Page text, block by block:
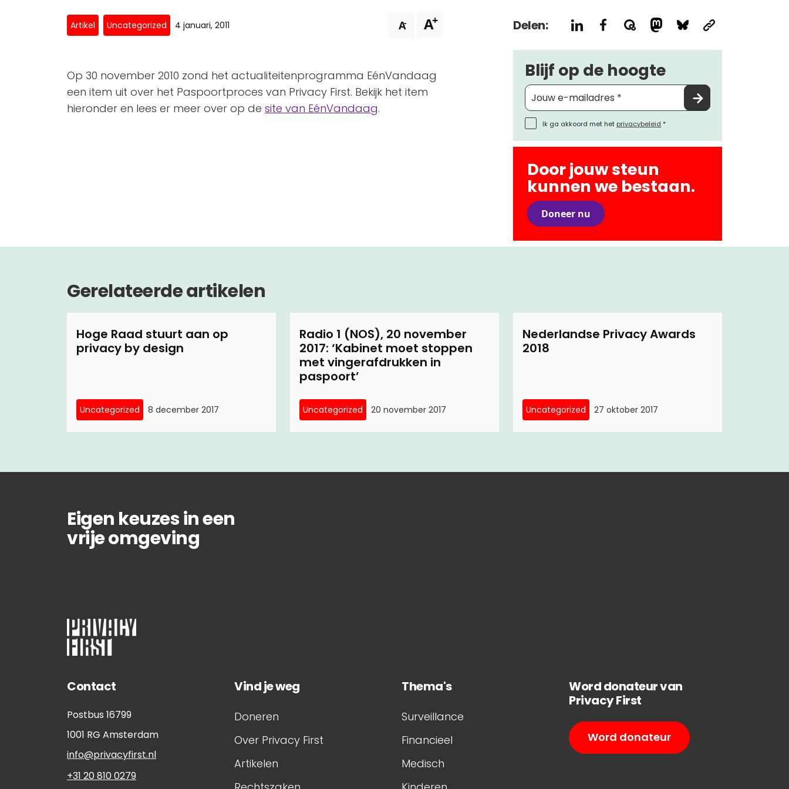
Artikel Uncategorized 4 januari, 2011 A- A+
Op 30 november 2010 zond het actualiteitenprogramma EénVandaag
een item uit over het Paspoortproces van Privacy First. Bekijk het item
hieronder en lees er meer over op de site van EénVandaag.
Delen:
Blijf op de hoogte
Ik ga akkoord met het privacybeleid *
Door jouw steun
kunnen we bestaan.
Doneer nu
Gerelateerde artikelen
Hoge Raad stuurt aan op
privacy by design
Uncategorized 8 december 2017
Radio 1 (NOS), 20 november
2017: ‘Kabinet moet stoppen
met vingerafdrukken in
paspoort’
Uncategorized 20 november 2017
Nederlandse Privacy Awards
2018
Uncategorized 27 oktober 2017
Eigen keuzes in een
vrije omgeving
Contact
Postbus 16799
1001 RG Amsterdam
info@privacyfirst.nl
+31 20 810 0279
Vind je weg
Doneren
Over Privacy First
Artikelen
Thema's
Surveillance
Financieel
Medisch
Word donateur van
Privacy First
Word donateur